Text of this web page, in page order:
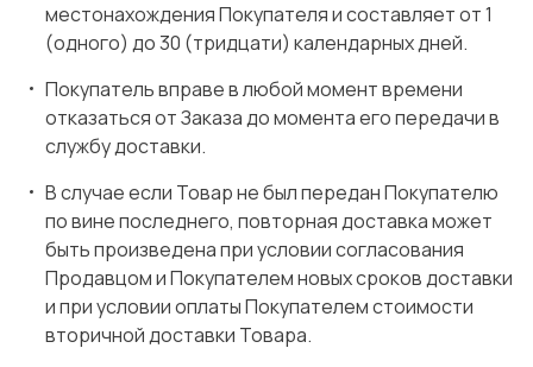
местонахождения Покупателя и составляет от 1
(одного) до 30 (тридцати) календарных дней.
Покупатель вправе в любой момент времени
отказаться от Заказа до момента его передачи в
службу доставки.
В случае если Товар не был передан Покупателю
по вине последнего, повторная доставка может
быть произведена при условии согласования
Продавцом и Покупателем новых сроков доставки
и при условии оплаты Покупателем стоимости
вторичной доставки Товара.